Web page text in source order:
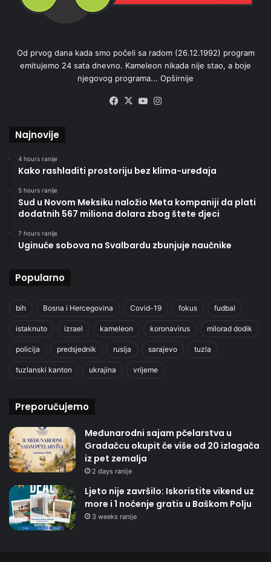
Od prvog dana kada smo počeli sa radom (26.12.1992) program
emitujemo 24 sata dnevno. Kameleon nikada nije stao, a boje
njegovog programa... Opširnije
Facebook
X YouTube
Najnovije
4 hours ranije
Kako rashladiti prostoriju bez klima-uređaja
5 hours ranije
Sud u Novom Meksiku naložio Meta kompaniji da plati
dodatnih 567 miliona dolara zbog štete djeci
7 hours ranije
Uginuće sobova na Svalbardu zbunjuje naučnike
Popularno
bih Bosna i Hercegovina Covid-19 fokus fudbal
istaknuto izrael kameleon koronavirus milorad dodik
policija predsjednik rusija sarajevo tuzla
tuzlanski kanton ukrajina vrijeme
Preporučujemo
Međunarodni sajam pčelarstva u
Gradačcu okupit će više od 20 izlagača
iz pet zemalja
2 days ranije
Ljeto nije završilo: Iskoristite vikend uz
more i 1 noćenje gratis u Baškom Polju
3 weeks ranije